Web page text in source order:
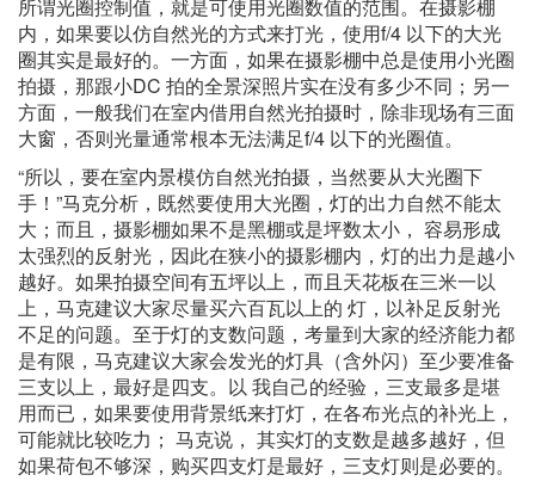
所谓光圈控制值，就是可使用光圈数值的范围。在摄影棚
内，如果要以仿自然光的方式来打光，使用f/4 以下的大光
圈其实是最好的。一方面，如果在摄影棚中总是使用小光圈
拍摄，那跟小DC 拍的全景深照片实在没有多少不同；另一
方面，一般我们在室内借用自然光拍摄时，除非现场有三面
大窗，否则光量通常根本无法满足f/4 以下的光圈值。
“所以，要在室内景模仿自然光拍摄，当然要从大光圈下
手！”马克分析，既然要使用大光圈，灯的出力自然不能太
大；而且，摄影棚如果不是黑棚或是坪数太小， 容易形成
太强烈的反射光，因此在狭小的摄影棚内，灯的出力是越小
越好。如果拍摄空间有五坪以上，而且天花板在三米一以
上，马克建议大家尽量买六百瓦以上的 灯，以补足反射光
不足的问题。至于灯的支数问题，考量到大家的经济能力都
是有限，马克建议大家会发光的灯具（含外闪）至少要准备
三支以上，最好是四支。以 我自己的经验，三支最多是堪
用而已，如果要使用背景纸来打灯，在各布光点的补光上，
可能就比较吃力； 马克说， 其实灯的支数是越多越好，但
如果荷包不够深，购买四支灯是最好，三支灯则是必要的。